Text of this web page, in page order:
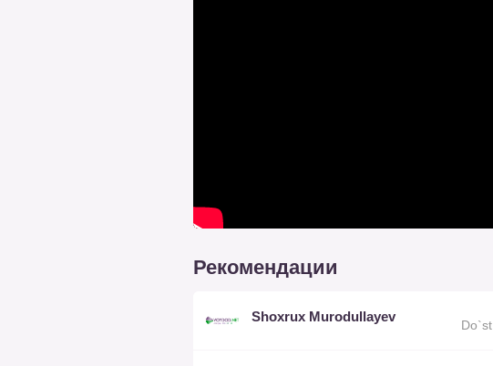
Рекомендации
Shoxrux Murodullayev
Do`st